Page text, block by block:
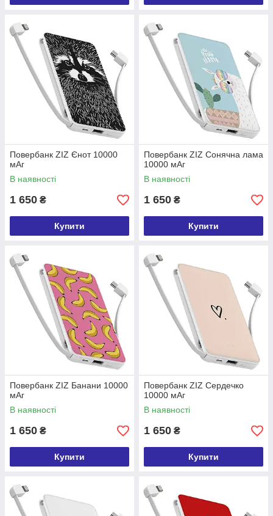
Повербанк ZIZ Єнот 10000
мАг
В наявності
1 650 ₴
Купити
Повербанк ZIZ Сонячна лама
10000 мАг
В наявності
1 650 ₴
Купити
Повербанк ZIZ Банани 10000
мАг
В наявності
1 650 ₴
Купити
Повербанк ZIZ Сердечко
10000 мАг
В наявності
1 650 ₴
Купити